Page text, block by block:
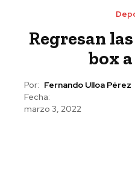
Regresan
box
Por: Fernando Ulloa Pérez
Fecha:
marzo 3, 2022